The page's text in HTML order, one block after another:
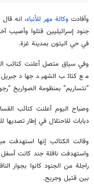
وأفادت وكالة مهر للأنباء
جنود إسرائيليين قتلوا وأصيب
في حي اليتون بمدينة غزة.
وفي سياق متصل أعلنت كتائب
مع كتائب الشهيد جهاد
“نتساريم” بمنظومة الصواريخ “رجوم” 114
وصباح اليوم أعلنت كتائب
دبابات للاحتلال في إطار
راجلة من الجنود كانوا بجوار
بين قتيل وجريح.